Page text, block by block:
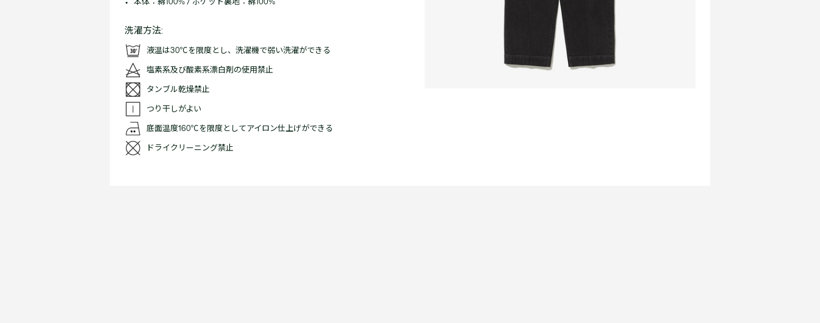
本体：綿100% / ポケット裏地：綿100%
洗濯方法:
液温は30℃を限度とし、洗濯機で弱い洗濯ができる
塩素系及び酸素系漂白剤の使用禁止
タンブル乾燥禁止
つり干しがよい
底面温度160℃を限度としてアイロン仕上げができる
ドライクリーニング禁止